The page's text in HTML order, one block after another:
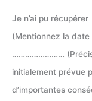
Je n’ai pu
(Mentionnez la
……………………
initialement prévue
d’importantes